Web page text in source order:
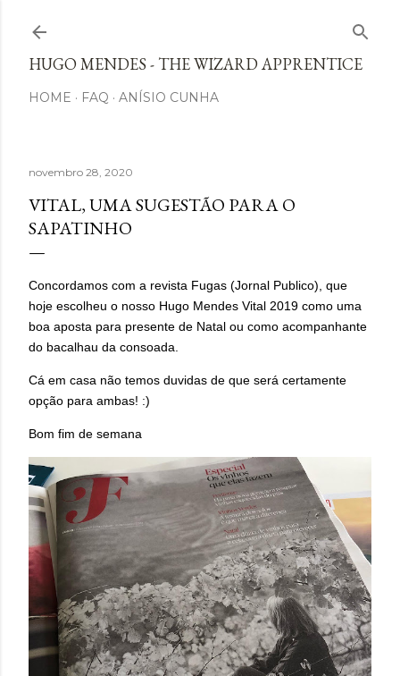
HUGO MENDES - THE WIZARD APPRENTICE
HOME FAQ ANÍSIO CUNHA
novembro 28, 2020
VITAL, UMA SUGESTÃO PARA O
SAPATINHO
Concordamos com a revista Fugas (Jornal Publico), que
hoje escolheu o nosso Hugo Mendes Vital 2019 como uma
boa aposta para presente de Natal ou como acompanhante
do bacalhau da consoada.
Cá em casa não temos duvidas de que será certamente
opção para ambas! :)
Bom fim de semana